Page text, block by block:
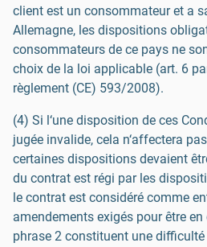
client est un consommateur et a
Allemagne, les dispositions
consommateurs de ce pays ne
choix de la loi applicable (art. 6
règlement (CE) 593/2008).
(4) Si l‘une disposition de ces
jugée invalide, cela n‘affectera
certaines dispositions devaient
du contrat est régi par les
le contrat est considéré comme
amendements exigés pour être
phrase 2 constituent une difficulté